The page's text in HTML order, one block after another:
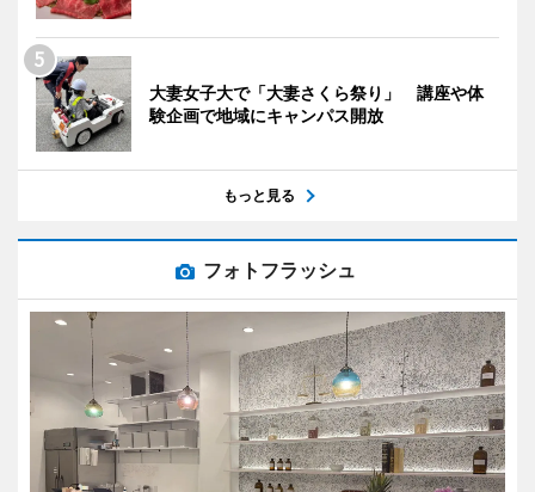
大妻女子大で「大妻さくら祭り」 講座や体
験企画で地域にキャンパス開放
もっと見る
フォトフラッシュ